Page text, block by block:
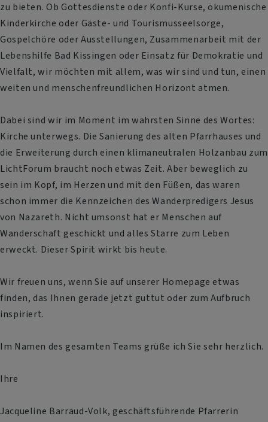
zu bieten. Ob Gottesdienste oder Konfi-Kurse, ökumenische
Kinderkirche oder Gäste- und Tourismusseelsorge,
Gospelchöre oder Ausstellungen, Zusammenarbeit mit der
Lebenshilfe Bad Kissingen oder Einsatz für Demokratie und
Vielfalt, wir möchten mit allem, was wir sind und tun, einen
weiten und menschenfreundlichen Horizont atmen.
Dabei sind wir im Moment im wahrsten Sinne des Wortes:
Kirche unterwegs. Die Sanierung des alten Pfarrhauses und
die Erweiterung durch einen klimaneutralen Holzanbau zum
LichtForum braucht noch etwas Zeit. Aber beweglich zu
sein im Kopf, im Herzen und mit den Füßen, das waren
schon immer die Kennzeichen des Wanderpredigers Jesus
von Nazareth. Nicht umsonst hat er Menschen auf
Wanderschaft geschickt und alles Starre zum Leben
erweckt. Dieser Spirit wirkt bis heute.
Wir freuen uns, wenn Sie auf unserer Homepage etwas
finden, das Ihnen gerade jetzt guttut oder zum Aufbruch
inspiriert.
Im Namen des gesamten Teams grüße ich Sie sehr herzlich.
Ihre
Jacqueline Barraud-Volk, geschäftsführende Pfarrerin